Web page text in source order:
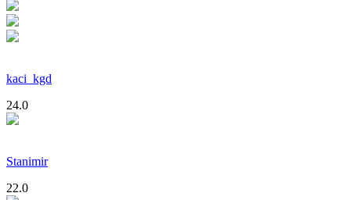
kaci_kgd
24.0
Stanimir
22.0